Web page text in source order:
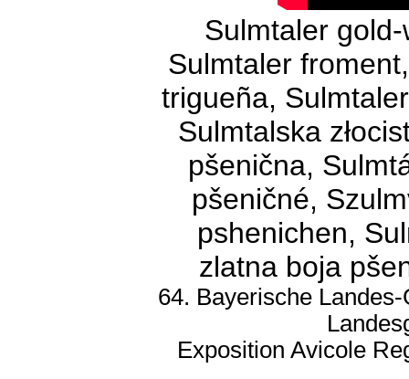
Sulmtaler
Sulmtaler
trigueña,
Sulmtalska
pšenična,
pšeničné,
pshenichen,
zlatna boja
64. Bayerische
Exposition Avicole